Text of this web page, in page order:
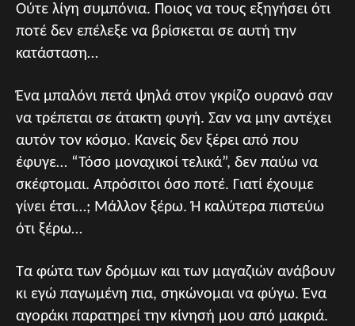
Ούτε λίγη συμπόνια. Ποιος να τους εξηγήσει ότι
ποτέ δεν επέλεξε να βρίσκεται σε αυτή την
κατάσταση…
Ένα μπαλόνι πετά ψηλά στον γκρίζο ουρανό σαν
να τρέπεται σε άτακτη φυγή. Σαν να μην αντέχει
αυτόν τον κόσμο. Κανείς δεν ξέρει από που
έφυγε… “Τόσο μοναχικοί τελικά”, δεν παύω να
σκέφτομαι. Απρόσιτοι όσο ποτέ. Γιατί έχουμε
γίνει έτσι…; Μάλλον ξέρω. Ή καλύτερα πιστεύω
ότι ξέρω…
Τα φώτα των δρόμων και των μαγαζιών ανάβουν
κι εγώ παγωμένη πια, σηκώνομαι να φύγω. Ένα
αγοράκι παρατηρεί την κίνησή μου από μακριά.